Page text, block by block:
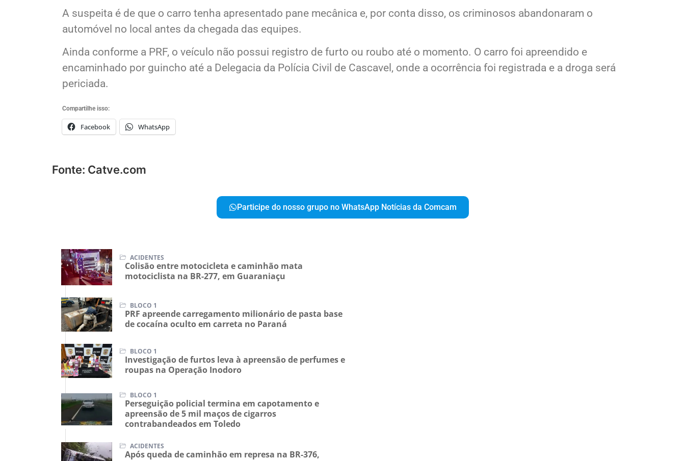
A suspeita é de que o carro tenha apresentado pane mecânica e, por conta disso, os criminosos abandonaram o
automóvel no local antes da chegada das equipes.
Ainda conforme a PRF, o veículo não possui registro de furto ou roubo até o momento. O carro foi apreendido e
encaminhado por guincho até a Delegacia da Polícia Civil de Cascavel, onde a ocorrência foi registrada e a droga será
periciada.
Compartilhe isso:
Facebook WhatsApp
Fonte: Catve.com
Participe do nosso grupo no WhatsApp Notícias da Comcam
ACIDENTES
Colisão entre motocicleta e caminhão mata
motociclista na BR-277, em Guaraniaçu
BLOCO 1
PRF apreende carregamento milionário de pasta base
de cocaína oculto em carreta no Paraná
BLOCO 1
Investigação de furtos leva à apreensão de perfumes e
roupas na Operação Inodoro
BLOCO 1
Perseguição policial termina em capotamento e
apreensão de 5 mil maços de cigarros
contrabandeados em Toledo
ACIDENTES
Após queda de caminhão em represa na BR-376,